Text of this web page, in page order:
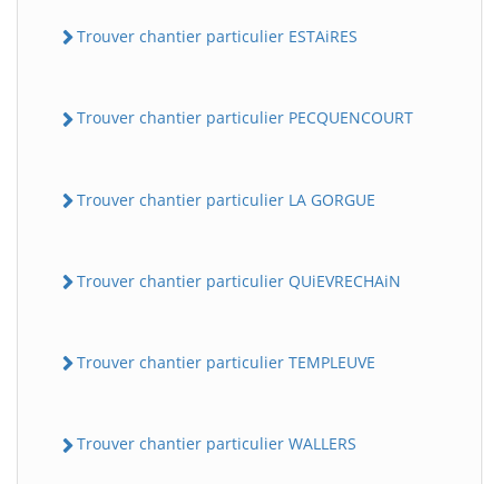
Trouver chantier particulier ESTAiRES
Trouver chantier particulier PECQUENCOURT
Trouver chantier particulier LA GORGUE
Trouver chantier particulier QUiEVRECHAiN
Trouver chantier particulier TEMPLEUVE
Trouver chantier particulier WALLERS